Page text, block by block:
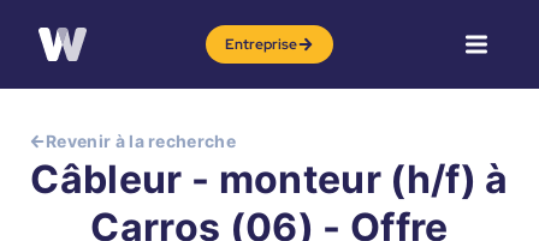
Entreprise
Revenir à la recherche
Câbleur - monteur (h/f) à
Carros (06) - Offre